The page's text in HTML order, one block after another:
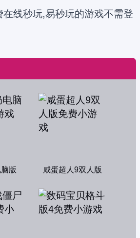
线秒玩,易秒玩的游戏不需登
版 咸蛋超人9双人版